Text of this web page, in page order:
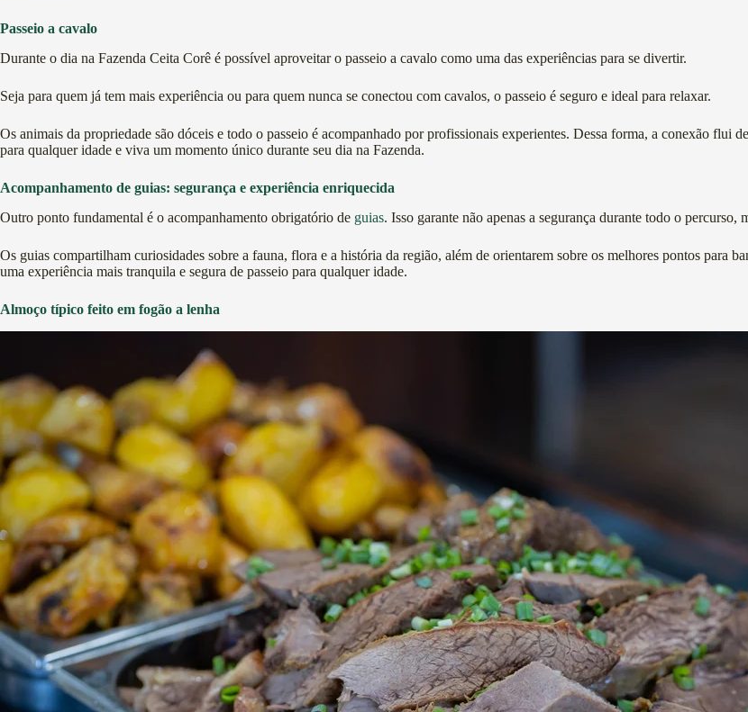
Passeio a cavalo
Durante o dia na Fazenda Ceita Corê é possível aproveitar o passeio a cavalo como uma das experiências para se divertir.
Seja para quem já tem mais experiência ou para quem nunca se conectou com cavalos, o passeio é seguro e ideal para relaxar.
Os animais da propriedade são dóceis e todo o passeio é acompanhado por profissionais experientes. Dessa forma, a conexão flui
para qualquer idade e viva um momento único durante seu dia na Fazenda.
Acompanhamento de guias: segurança e experiência enriquecida
Outro ponto fundamental é o acompanhamento obrigatório de guias. Isso garante não apenas a segurança durante todo o
Os guias compartilham curiosidades sobre a fauna, flora e a história da região, além de orientarem sobre os melhores pontos para
uma experiência mais tranquila e segura de passeio para qualquer idade.
Almoço típico feito em fogão a lenha